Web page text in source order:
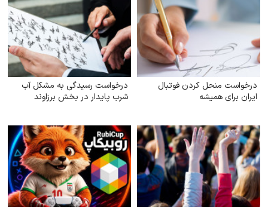
درخواست منحل کردن فوتبال
ایران برای همیشه
درخواست رسیدگی به مشکل آب
شرب ‌پایدار در بخش برزاوند